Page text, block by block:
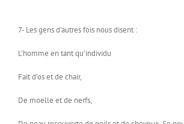
7- Les gens d’autres fois nous disent :
L’homme en tant qu’individu
Fait d’os et de chair,
De moelle et de nerfs,